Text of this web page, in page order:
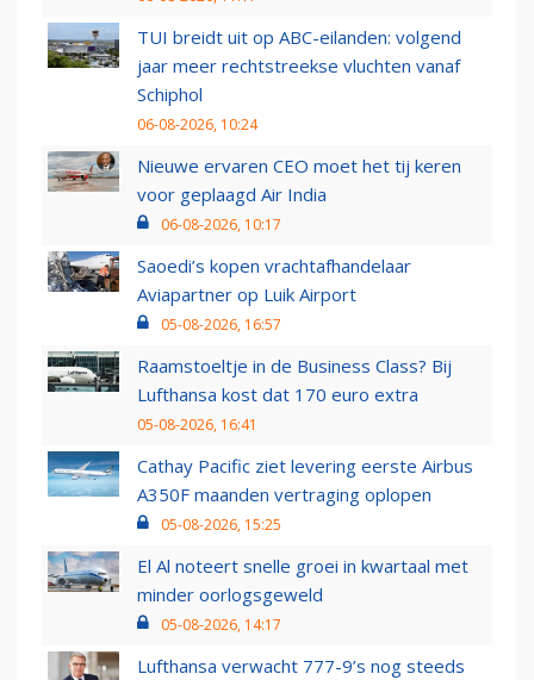
TUI breidt uit op ABC-eilanden: volgend
jaar meer rechtstreekse vluchten vanaf
Schiphol
06-08-2026, 10:24
Nieuwe ervaren CEO moet het tij keren
voor geplaagd Air India
06-08-2026, 10:17
Saoedi’s kopen vrachtafhandelaar
Aviapartner op Luik Airport
05-08-2026, 16:57
Raamstoeltje in de Business Class? Bij
Lufthansa kost dat 170 euro extra
05-08-2026, 16:41
Cathay Pacific ziet levering eerste Airbus
A350F maanden vertraging oplopen
05-08-2026, 15:25
El Al noteert snelle groei in kwartaal met
minder oorlogsgeweld
05-08-2026, 14:17
Lufthansa verwacht 777-9’s nog steeds